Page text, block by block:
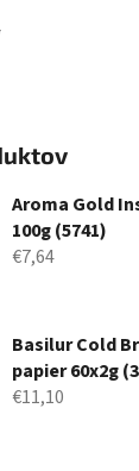
Aroma Gold
100g (5741)
€7,64
Basilur Cold
papier 60x2g
€11,10